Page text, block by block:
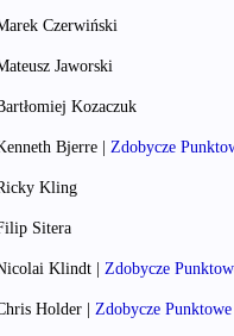
Czerwiński
Jaworski
Kozaczuk
Bjerre | Zdobycze
Kling
Sitera
Klindt | Zdobycze
Holder | Zdobycze Punktowe